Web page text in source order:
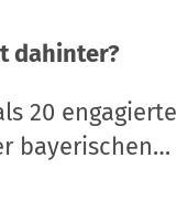
dahinter?
20 engagierte
bayerischen…